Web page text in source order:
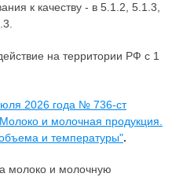
к качеству - в 5.1.2, 5.1.3,
на территории РФ с 1
2026 года № 736-ст
и молочная продукция.
и температуры".
молоко и молочную